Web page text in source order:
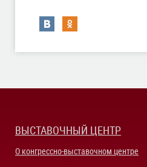
ВЫСТАВОЧНЫЙ ЦЕНТР
О конгрессно-выставочном центре